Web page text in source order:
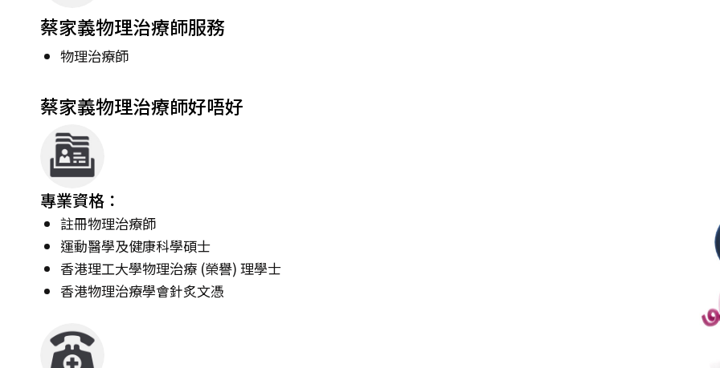
蔡家義物理治療師服務
物理治療師
蔡家義物理治療師好唔好
專業資格：
註冊物理治療師
運動醫學及健康科學碩士
香港理工大學物理治療 (榮譽) 理學士
香港物理治療學會針炙文憑